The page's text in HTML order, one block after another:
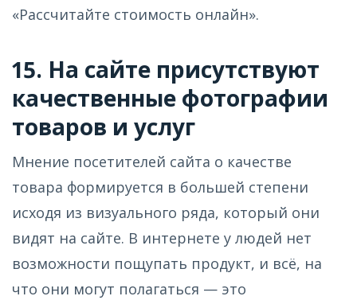
«Рассчитайте стоимость онлайн».
15. На сайте присутствуют
качественные фотографии
товаров и услуг
Мнение посетителей сайта о качестве
товара формируется в большей степени
исходя из визуального ряда, который они
видят на сайте. В интернете у людей нет
возможности пощупать продукт, и всё, на
что они могут полагаться — это